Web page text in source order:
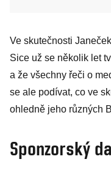
Ve skutečnosti
Sice už se několik let
a že všechny řeči o
se ale podívat, co ve
ohledně jeho různých
Sponzorský